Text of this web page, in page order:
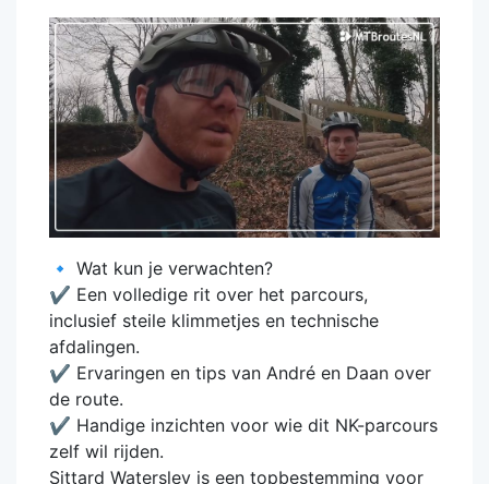
🔹 Wat kun je verwachten?
✔️ Een volledige rit over het parcours,
inclusief steile klimmetjes en technische
afdalingen.
✔️ Ervaringen en tips van André en Daan over
de route.
✔️ Handige inzichten voor wie dit NK-parcours
zelf wil rijden.
Sittard Watersley is een topbestemming voor